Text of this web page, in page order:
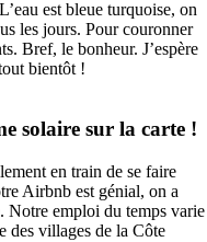
est bleue turquoise, on
les jours. Pour couronner
Bref, le bonheur. J’espère
bientôt !
solaire sur la carte !
en train de se faire
Airbnb est génial, on a
Notre emploi du temps varie
des villages de la Côte